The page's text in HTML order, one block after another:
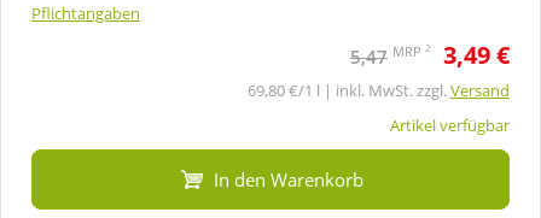
Pflichtangaben
5,47 MRP 2 3,49 €
69,80 €/1 l | inkl. MwSt. zzgl.Versand
Artikel verfügbar
In den Warenkorb